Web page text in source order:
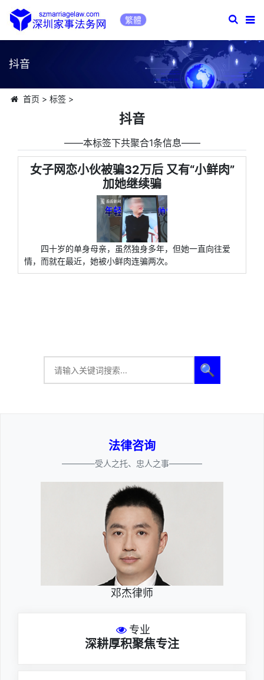
繁體
抖音
首页 > 标签>
抖音
――本标签下共聚合1条信息――
女子网恋小伙被骗32万后 又有“小鲜肉”
加她继续骗
四十岁的单身母亲，虽然独身多年，但她一直向往爱
情，而就在最近，她被小鲜肉连骗两次。
🔍
法律咨询
————受人之托、忠人之事————
邓杰律师
专业
深耕厚积聚焦专注